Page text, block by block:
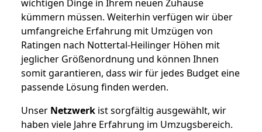
wichtigen Dinge in Ihrem neuen Zuhause
kümmern müssen. Weiterhin verfügen wir über
umfangreiche Erfahrung mit Umzügen von
Ratingen nach Nottertal-Heilinger Höhen mit
jeglicher Größenordnung und können Ihnen
somit garantieren, dass wir für jedes Budget eine
passende Lösung finden werden.
Unser Netzwerk ist sorgfältig ausgewählt, wir
haben viele Jahre Erfahrung im Umzugsbereich.